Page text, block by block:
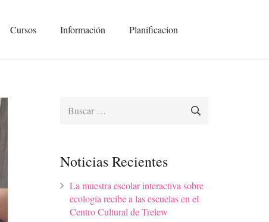
Cursos Información Planificacion
Buscar:
Noticias Recientes
La muestra escolar interactiva sobre
ecología recibe a las escuelas en el
Centro Cultural de Trelew